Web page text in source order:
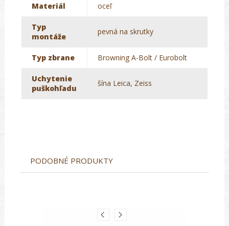
Materiál oceľ
Typ
montáže
pevná na skrutky
Typ zbrane Browning A-Bolt / Eurobolt
Uchytenie
puškohľadu
šína Leica, Zeiss
PODOBNÉ PRODUKTY